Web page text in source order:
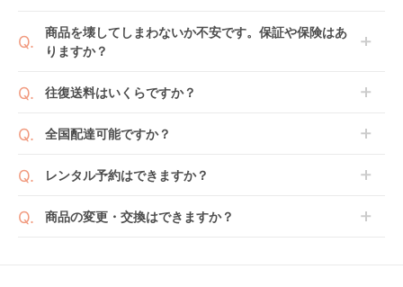
リベル
カー サイベックス
(cybex)
レンタル
ベビーカー コンビ
(Combi)
レンタル
ストッケ(STOKKE)
の上で、早期にご返却ください。
のもございます。
新品商品はメーカーから仕入れた状態のものをお送り
走行テストを行う場合がございます。
となる場合がございます。その際、メーカーの都合に
場合や、在庫切れによりご注文をキャンセルさせてい
い。
※万が一キャンセルとなった場合には、代金は全額ご
商品を壊してしまわないか不安です。保証や保険はあ
りますか？
おります。
ョンをご購入ください。
詳しくはこちらをご確認ください。
往復送料はいくらですか？
へ入れ、カートページから住所を入力すると送料が確
全国配達可能ですか？
※空港への配達はご対応できかねますのであらかじめ
レンタル予約はできますか？
可能ですので、商品のご注文時にご希望のお日にちに
商品の変更・交換はできますか？